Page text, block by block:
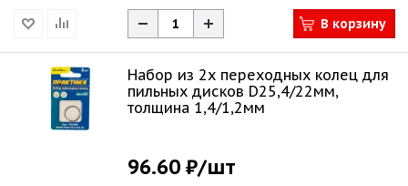
В корзину
Набор из 2х переходных колец для
пильных дисков D25,4/22мм,
толщина 1,4/1,2мм
96.60 ₽/шт